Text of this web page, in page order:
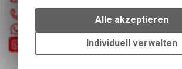
+41 55 6103131
bestimmte
Einstellungen auf
um die grundlegenden
Funktionen unseres
Alle akzeptieren
Individuell verwalten